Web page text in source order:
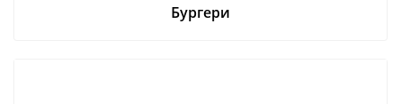
Бургери